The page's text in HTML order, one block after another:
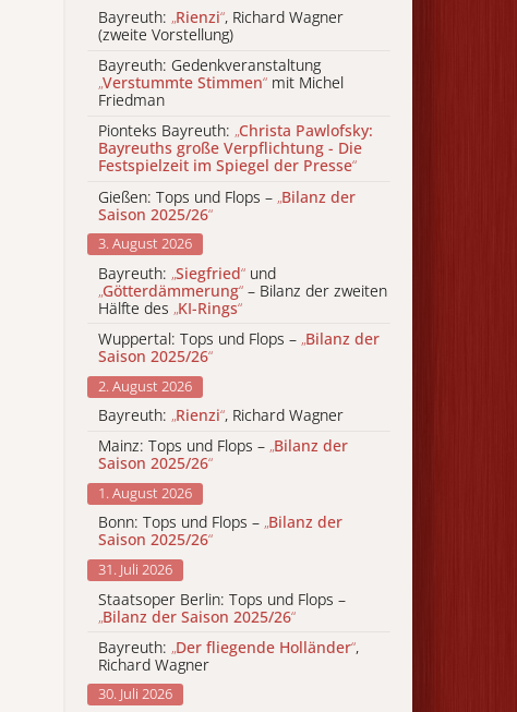
Bayreuth: „Rienzi“, Richard Wagner
(zweite Vorstellung)
Bayreuth: Gedenkveranstaltung
„Verstummte Stimmen“ mit Michel
Friedman
Pionteks Bayreuth: „Christa Pawlofsky:
Bayreuths große Verpflichtung - Die
Festspielzeit im Spiegel der Presse“
Gießen: Tops und Flops – „Bilanz der
Saison 2025/26“
3. August 2026
Bayreuth: „Siegfried“ und
„Götterdämmerung“ – Bilanz der zweiten
Hälfte des „KI-Rings“
Wuppertal: Tops und Flops – „Bilanz der
Saison 2025/26“
2. August 2026
Bayreuth: „Rienzi“, Richard Wagner
Mainz: Tops und Flops – „Bilanz der
Saison 2025/26“
1. August 2026
Bonn: Tops und Flops – „Bilanz der
Saison 2025/26“
31. Juli 2026
Staatsoper Berlin: Tops und Flops –
„Bilanz der Saison 2025/26“
Bayreuth: „Der fliegende Holländer“,
Richard Wagner
30. Juli 2026